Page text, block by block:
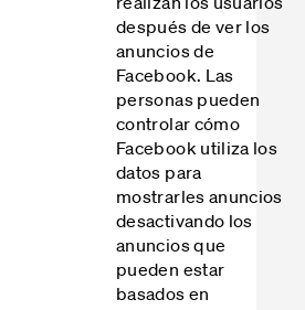
después de ver los
anuncios de
Facebook. Las
personas pueden
controlar cómo
Facebook utiliza los
datos para
mostrarles anuncios
desactivando los
anuncios que
pueden estar
basados en